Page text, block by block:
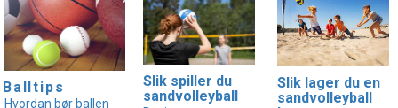
Balltips
Hvordan bør ballen
Slik spiller du
sandvolleyball
Slik lager du en
sandvolleyball